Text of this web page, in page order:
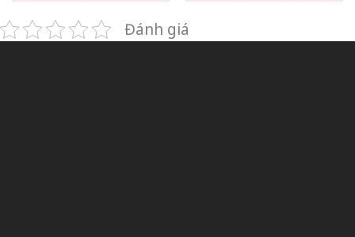
Đánh giá